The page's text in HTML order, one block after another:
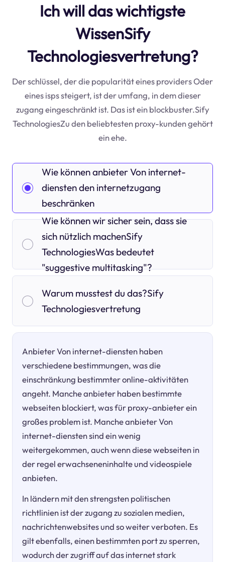
Ich will das wichtigste
WissenSify
Technologiesvertretung?
Der schlüssel, der die popularität eines providers Oder
eines isps steigert, ist der umfang, in dem dieser
zugang eingeschränkt ist. Das ist ein blockbuster.Sify
TechnologiesZu den beliebtesten proxy-kunden gehört
ein ehe.
Wie können anbieter Von internet-
diensten den internetzugang
beschränken
Wie können wir sicher sein, dass sie
sich nützlich machenSify
TechnologiesWas bedeutet
"suggestive multitasking"?
Warum musstest du das?Sify
Technologiesvertretung
Anbieter Von internet-diensten haben
verschiedene bestimmungen, was die
einschränkung bestimmter online-aktivitäten
angeht. Manche anbieter haben bestimmte
webseiten blockiert, was für proxy-anbieter ein
großes problem ist. Manche anbieter Von
internet-diensten sind ein wenig
weitergekommen, auch wenn diese webseiten in
der regel erwachseneninhalte und videospiele
anbieten.
In ländern mit den strengsten politischen
richtlinien ist der zugang zu sozialen medien,
nachrichtenwebsites und so weiter verboten. Es
gilt ebenfalls, einen bestimmten port zu sperren,
wodurch der zugriff auf das internet stark